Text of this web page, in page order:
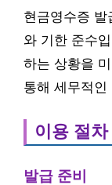
현금영수증
와 기한 준수
하는 상황을
통해 세무적
이용 절차
발급 준비